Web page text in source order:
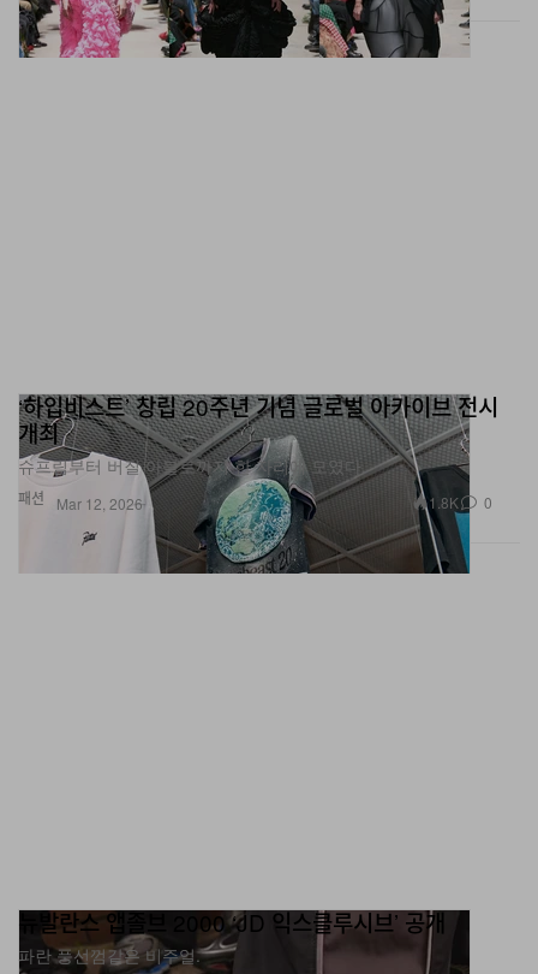
패션
‘하입비스트’ 창립 20주년 기념 글로벌 아카이브 전시
개최
슈프림부터 버질 아블로까지 한 자리에 모였다.
Mar 12, 2026 1.8K 0
뉴발란스 앱졸브 2000 ‘JD 익스클루시브’ 공개
파란 풍선껌같은 비주얼.